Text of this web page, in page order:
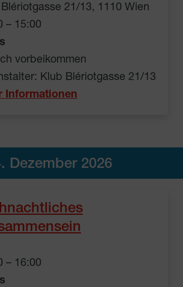
21/13, 1110 Wien
– 15:00
vorbeikommen
Klub Blériotgasse 21/13
Informationen
Dezember 2026
– 16:00